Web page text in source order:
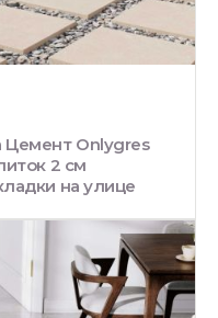
Цемент Onlygres
2 см
на улице